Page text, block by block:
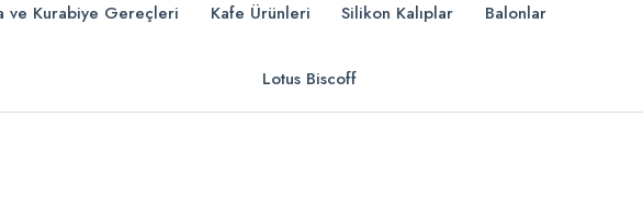
ve Kurabiye Gereçleri Kafe Ürünleri Silikon Kalıplar Balonlar
Lotus Biscoff